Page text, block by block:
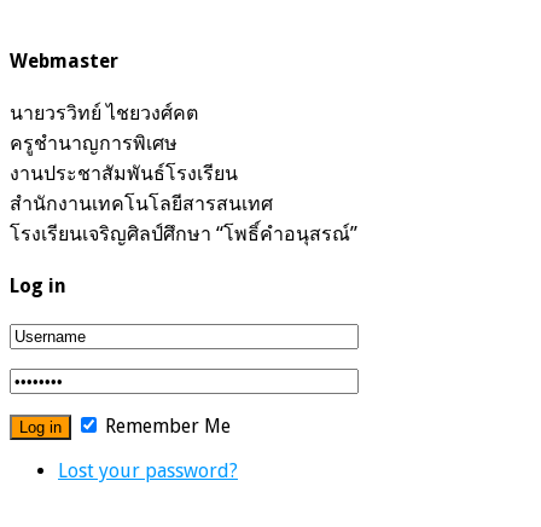
Webmaster
นายวรวิทย์ ไชยวงศ์คต
ครูชำนาญการพิเศษ
งานประชาสัมพันธ์โรงเรียน
สำนักงานเทคโนโลยีสารสนเทศ
โรงเรียนเจริญศิลป์ศึกษา “โพธิ์คำอนุสรณ์”
Log in
Remember Me
Lost your password?